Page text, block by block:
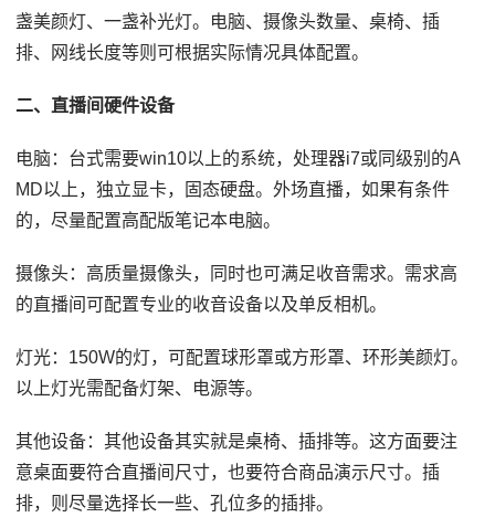
盏美颜灯、一盏补光灯。电脑、摄像头数量、桌椅、插
排、网线长度等则可根据实际情况具体配置。
二、直播间硬件设备
电脑：台式需要win10以上的系统，处理器i7或同级别的A
MD以上，独立显卡，固态硬盘。外场直播，如果有条件
的，尽量配置高配版笔记本电脑。
摄像头：高质量摄像头，同时也可满足收音需求。需求高
的直播间可配置专业的收音设备以及单反相机。
灯光：150W的灯，可配置球形罩或方形罩、环形美颜灯。
以上灯光需配备灯架、电源等。
其他设备：其他设备其实就是桌椅、插排等。这方面要注
意桌面要符合直播间尺寸，也要符合商品演示尺寸。插
排，则尽量选择长一些、孔位多的插排。